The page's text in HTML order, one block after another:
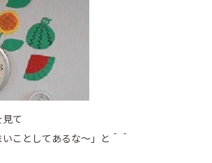
て
いことしてあるな～」と＾＾